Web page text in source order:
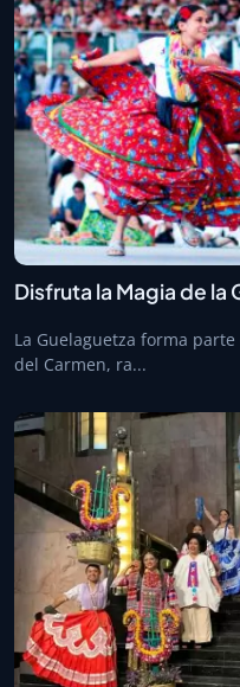
Disfruta la Magia de la
La Guelaguetza forma
del Carmen, ra...